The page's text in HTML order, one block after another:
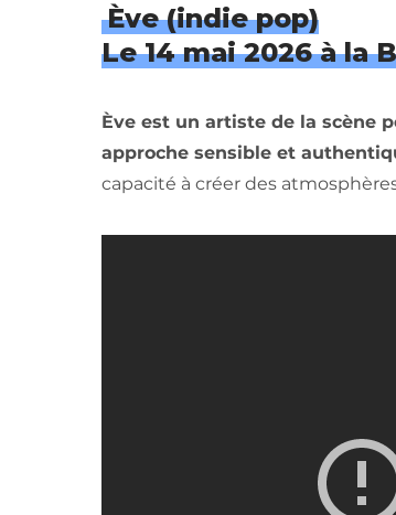
Ève (indie pop)
Le 14 mai 2026 à la
Ève est un artiste de la scène
approche sensible et
capacité à créer des